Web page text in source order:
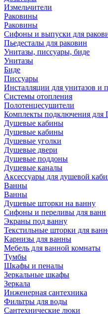
Измельчители
Раковины
Раковины
Сифоны и выпуски для
Пьедесталы для раковин
Унитазы, писсуары, биде
Унитазы
Биде
Писсуары
Инсталляции для унитазов и
Системы отопления
Полотенцесушители
Комплекты подключения для
Душевые кабины
Душевые кабины
Душевые уголки
Душевые двери
Душевые поддоны
Душевые каналы
Аксессуары для душевой
Ванны
Ванны
Душевые шторки на ванну
Сифоны и переливы для ванн
Экраны под ванну
Текстильные шторки для
Карнизы для ванны
Мебель для ванной комнаты
Тумбы
Шкафы и пеналы
Зеркальные шкафы
Зеркала
Инженерная сантехника
Фильтры для воды
Сантехнические люки